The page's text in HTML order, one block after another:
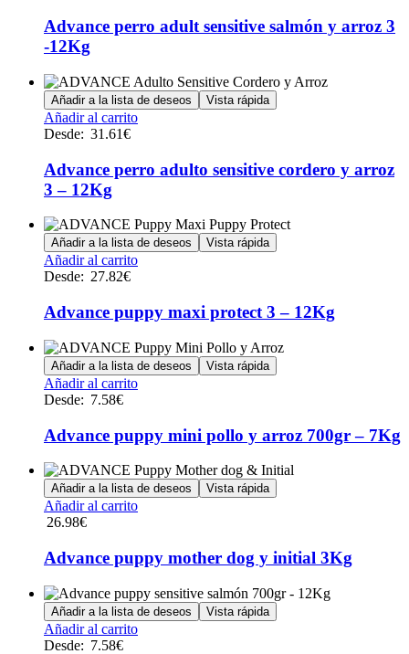
página
múltiples
se
pueden
elegir
página
Advance perro adult sensitive salmón y arroz 3
-12Kg
Añadir a la lista de deseos Vista rápida
Añadir al carritoEste
múltiples
variantes.
se
pueden
elegir
página
producto
Desde: 31.61€
Advance perro adulto sensitive cordero y arroz
3 – 12Kg
Añadir a la lista de deseos Vista rápida
Añadir al carritoEste
múltiples
variantes.
Las
opciones
se
pueden
la
de
producto
Desde: 27.82€
Advance puppy maxi protect 3 – 12Kg
Añadir a la lista de deseos Vista rápida
Añadir al carritoEste
múltiples
variantes.
Las
opciones
se
pueden
la
de
producto
Desde: 7.58€
Advance puppy mini pollo y arroz 700gr – 7Kg
Añadir a la lista de deseos Vista rápida
Añadir al carrito
26.98€
Advance puppy mother dog y initial 3Kg
Añadir a la lista de deseos Vista rápida
Añadir al carritoEste
Desde: 7.58€